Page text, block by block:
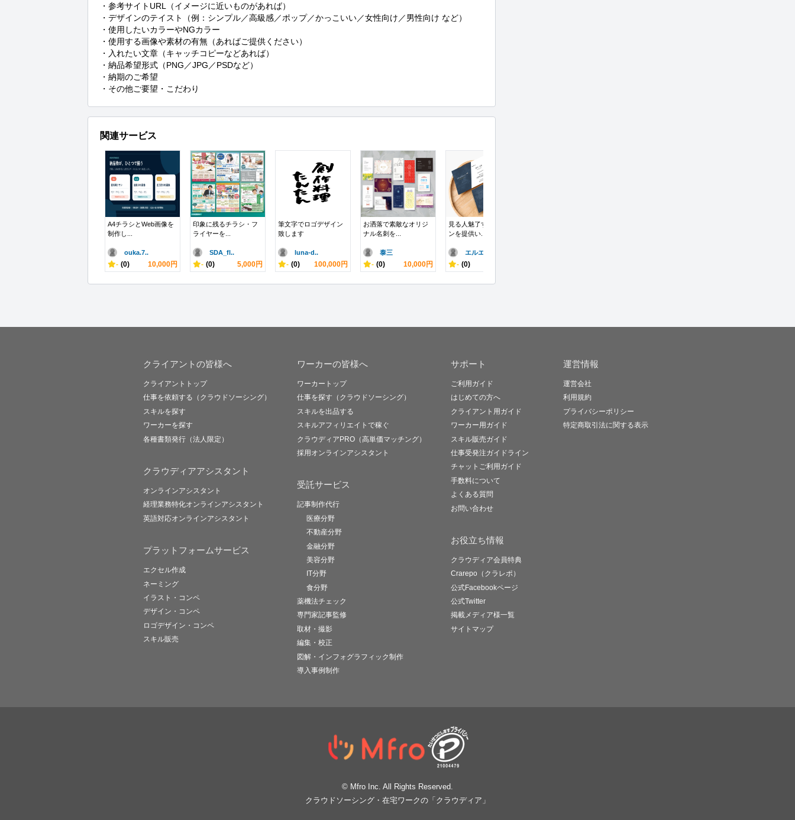
・参考サイトURL（イメージに近いものがあれば）
・デザインのテイスト（例：シンプル／高級感／ポップ／かっこいい／女性向け／男性向け など）
・使用したいカラーやNGカラー
・使用する画像や素材の有無（あればご提供ください）
・入れたい文章（キャッチコピーなどあれば）
・納品希望形式（PNG／JPG／PSDなど）
・納期のご希望
・その他ご要望・こだわり
関連サービス
A4チラシとWeb画像を
制作し...
ouka.7..
- (0) 10,000円
印象に残るチラシ・フ
ライヤーを...
SDA_fl..
- (0) 5,000円
筆文字でロゴデザイン
致します
luna-d..
- (0) 100,000円
お洒落で素敵なオリジ
ナル名刺を...
泰三
- (0) 10,000円
見る人魅了するデザイ
ンを提供い...
エルエスエル
- (0)
クライアントの皆様へ
クライアントトップ
仕事を依頼する（クラウドソーシング）
スキルを探す
ワーカーを探す
各種書類発行（法人限定）
クラウディアアシスタント
オンラインアシスタント
経理業務特化オンラインアシスタント
英語対応オンラインアシスタント
プラットフォームサービス
エクセル作成
ネーミング
イラスト・コンペ
デザイン・コンペ
ロゴデザイン・コンペ
スキル販売
ワーカーの皆様へ
ワーカートップ
仕事を探す（クラウドソーシング）
スキルを出品する
スキルアフィリエイトで稼ぐ
クラウディアPRO（高単価マッチング）
採用オンラインアシスタント
受託サービス
記事制作代行
医療分野
不動産分野
金融分野
美容分野
IT分野
食分野
薬機法チェック
専門家記事監修
取材・撮影
編集・校正
図解・インフォグラフィック制作
導入事例制作
サポート
ご利用ガイド
はじめての方へ
クライアント用ガイド
ワーカー用ガイド
スキル販売ガイド
仕事受発注ガイドライン
チャットご利用ガイド
手数料について
よくある質問
お問い合わせ
お役立ち情報
クラウディア会員特典
Crarepo（クラレポ）
公式Facebookページ
公式Twitter
掲載メディア様一覧
サイトマップ
運営情報
運営会社
利用規約
プライバシーポリシー
特定商取引法に関する表示
© Mfro Inc. All Rights Reserved.
クラウドソーシング・在宅ワークの「クラウディア」